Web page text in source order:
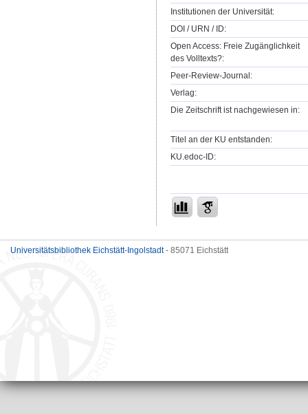
Institutionen der Universität:
DOI / URN / ID:
Open Access: Freie Zugänglichkeit
des Volltexts?:
Peer-Review-Journal:
Verlag:
Die Zeitschrift ist nachgewiesen in:
Titel an der KU entstanden:
KU.edoc-ID:
Universitätsbibliothek Eichstätt-Ingolstadt- 85071 Eichstätt